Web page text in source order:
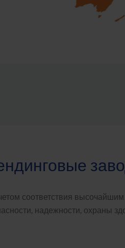
соответствия высочайшим
надежности, охраны